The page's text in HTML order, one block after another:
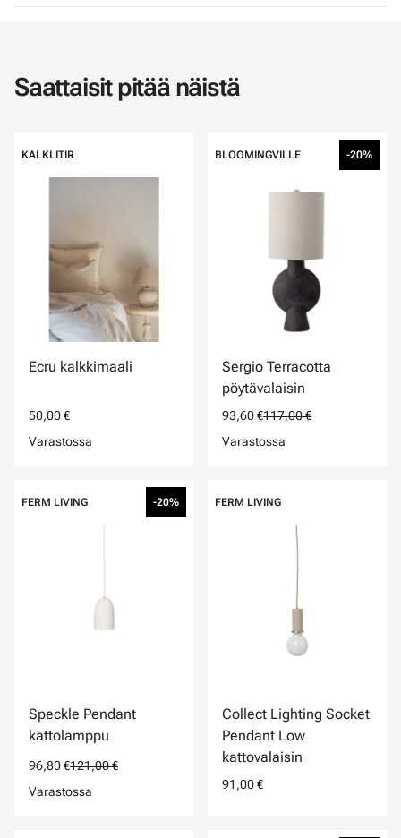
Saattaisit pitää näistä
KALKLITIR
Ecru kalkkimaali
50,00 €
Varastossa
BLOOMINGVILLE -20%
Sergio Terracotta
pöytävalaisin
93,60 €117,00 €
Varastossa
FERM LIVING -20%
Speckle Pendant
kattolamppu
96,80 €121,00 €
Varastossa
FERM LIVING
Collect Lighting Socket
Pendant Low
kattovalaisin
91,00 €